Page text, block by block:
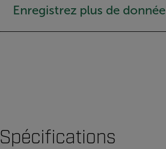
Enregistrez plus de
Spécifications